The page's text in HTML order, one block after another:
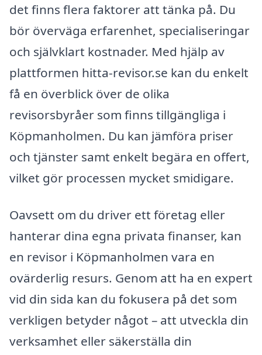
det finns flera faktorer att tänka på. Du
bör överväga erfarenhet, specialiseringar
och självklart kostnader. Med hjälp av
plattformen hitta-revisor.se kan du enkelt
få en överblick över de olika
revisorsbyråer som finns tillgängliga i
Köpmanholmen. Du kan jämföra priser
och tjänster samt enkelt begära en offert,
vilket gör processen mycket smidigare.
Oavsett om du driver ett företag eller
hanterar dina egna privata finanser, kan
en revisor i Köpmanholmen vara en
ovärderlig resurs. Genom att ha en expert
vid din sida kan du fokusera på det som
verkligen betyder något – att utveckla din
verksamhet eller säkerställa din